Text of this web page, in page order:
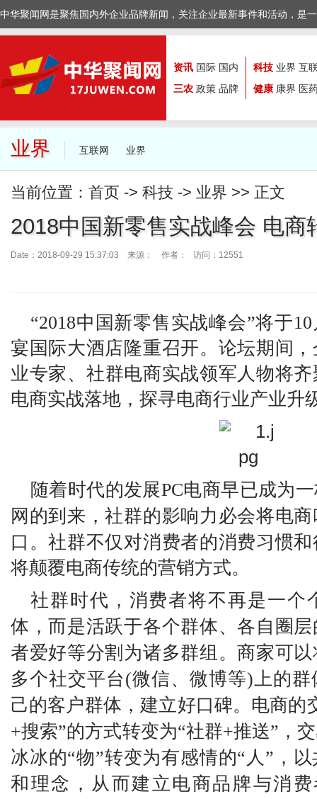
中华聚闻网是聚焦国内外企业品牌新闻，关注企业最新事件和活动，是
资讯 国际 国内
三农 政策 品牌
科技 业界 互
健康 康界 医
业界 互联网 业界
当前位置： 首页 -> 科技 -> 业界 >> 正文
2018中国新零售实战峰会 电商
Date：2018-09-29 15:37:03 来源： 作者： 访问：12551
“2018中国新零售实战峰会”将于10
宴国际大酒店隆重召开。论坛期间，
业专家、社群电商实战领军人物将
电商实战落地，探寻电商行业产业升
随着时代的发展PC电商早已成为
网的到来，社群的影响力 必会将电
口。社群不仅对消费者的消费习惯
将颠覆电商传统的营销方式。
社群时代，消费者将不再是一个
体，而是活跃于各个群体、各自圈
者爱好等分割为诸多群组。商家可
多个社交平台(微信、微博等)上的
己的客户群体，建立好口碑。电商的
+搜索”的方式转变为“社群+推送”，
冰冰的“物”转变为有感情的“人”，
和理念，从而建立电商品牌与消